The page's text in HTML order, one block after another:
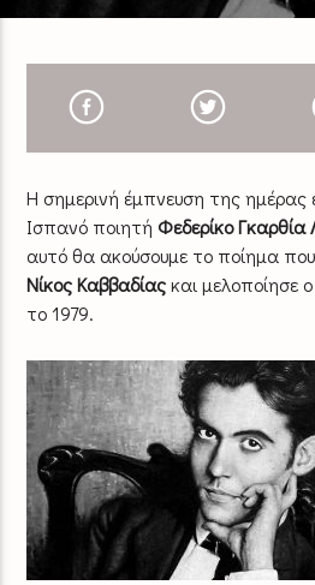
Η σημερινή έμπνευση της ημέρας
Ισπανό ποιητή Φεδερίκο
αυτό θα ακούσουμε το ποίημα που
Νίκος Καββαδίαςκαι μελοποίησε
το 1979.